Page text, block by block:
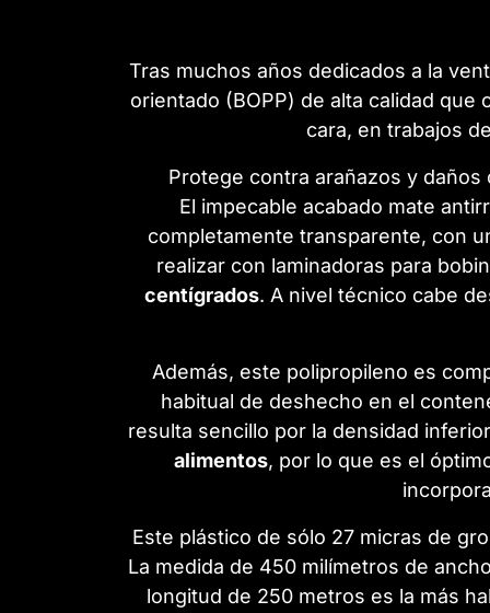
Tras muchos años dedicados a la
orientado (BOPP) de alta calidad
cara, en trabajos
Protege contra arañazos y
El impecable acabado mate
completamente transparente, con
realizar con laminadoras para
centígrados. A nivel técnico cabe
Además, este polipropileno es
habitual de deshecho en el
resulta sencillo por la densidad
alimentos, por lo que es el
Este plástico de sólo 27 micras de
La medida de 450 milímetros de
longitud de 250 metros es la más